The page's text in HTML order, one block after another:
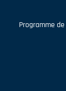
Programme